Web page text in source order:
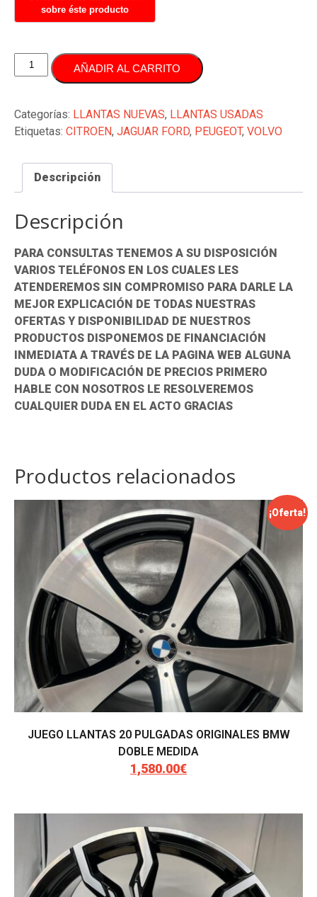
JUEGO
LLANTAS
PULAGADAS
ORIGINALES
FORD
CITROEN
PEUGEOT
cantidad
AÑADIR AL CARRITO
Categorías: LLANTAS NUEVAS, LLANTAS USADAS
Etiquetas: CITROEN, JAGUAR FORD, PEUGEOT, VOLVO
Descripción
Descripción
PARA CONSULTAS TENEMOS A SU DISPOSICIÓN
VARIOS TELÉFONOS EN LOS CUALES LES
ATENDEREMOS SIN COMPROMISO PARA DARLE LA
MEJOR EXPLICACIÓN DE TODAS NUESTRAS
OFERTAS Y DISPONIBILIDAD DE NUESTROS
PRODUCTOS DISPONEMOS DE FINANCIACIÓN
INMEDIATA A TRAVÉS DE LA PAGINA WEB ALGUNA
DUDA O MODIFICACIÓN DE PRECIOS PRIMERO
HABLE CON NOSOTROS LE RESOLVEREMOS
CUALQUIER DUDA EN EL ACTO GRACIAS
Productos relacionados
¡Oferta!
JUEGO LLANTAS 20 PULGADAS ORIGINALES BMW
DOBLE MEDIDA
El
1,900.00€.
1,580.00€El
1,580.00€.